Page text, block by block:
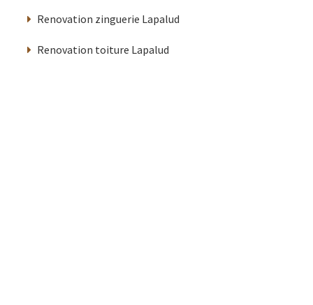
Renovation zinguerie Lapalud
Renovation toiture Lapalud